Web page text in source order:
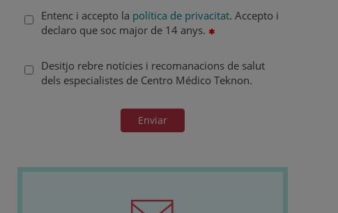
Entenc i accepto la política de privacitat. Accepto i
declaro que soc major de 14 anys.
Desitjo rebre notícies i recomanacions de salut
dels especialistes de Centro Médico Teknon.
Enviar